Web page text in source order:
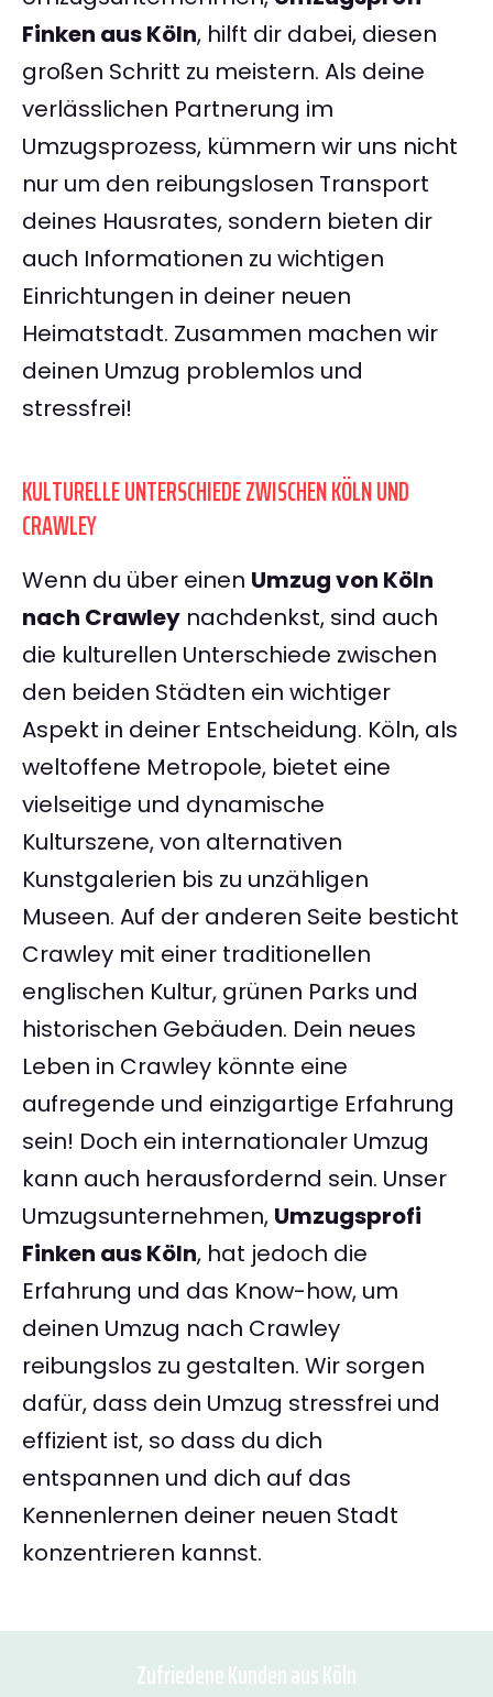
Finken aus Köln, hilft dir dabei, diesen
großen Schritt zu meistern. Als deine
verlässlichen Partnerung im
Umzugsprozess, kümmern wir uns nicht
nur um den reibungslosen Transport
deines Hausrates, sondern bieten dir
auch Informationen zu wichtigen
Einrichtungen in deiner neuen
Heimatstadt. Zusammen machen wir
deinen Umzug problemlos und
stressfrei!
KULTURELLE UNTERSCHIEDE ZWISCHEN KÖLN UND
CRAWLEY
Wenn du über einen Umzug von Köln
nach Crawley nachdenkst, sind auch
die kulturellen Unterschiede zwischen
den beiden Städten ein wichtiger
Aspekt in deiner Entscheidung. Köln, als
weltoffene Metropole, bietet eine
vielseitige und dynamische
Kulturszene, von alternativen
Kunstgalerien bis zu unzähligen
Museen. Auf der anderen Seite besticht
Crawley mit einer traditionellen
englischen Kultur, grünen Parks und
historischen Gebäuden. Dein neues
Leben in Crawley könnte eine
aufregende und einzigartige Erfahrung
sein! Doch ein internationaler Umzug
kann auch herausfordernd sein. Unser
Umzugsunternehmen, Umzugsprofi
Finken aus Köln, hat jedoch die
Erfahrung und das Know-how, um
deinen Umzug nach Crawley
reibungslos zu gestalten. Wir sorgen
dafür, dass dein Umzug stressfrei und
effizient ist, so dass du dich
entspannen und dich auf das
Kennenlernen deiner neuen Stadt
konzentrieren kannst.
Zufriedene Kunden aus Köln